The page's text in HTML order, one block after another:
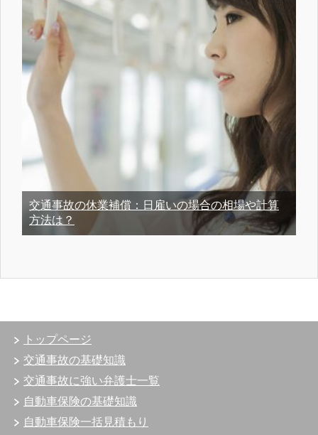
交通事故の休業補償：日雇いの場合の相場や計算
方法は？
トップページ
交通事故の基礎知識
交通事故に強い弁護士一覧
自動車保険の基礎知識
自動車保険一括見積もり